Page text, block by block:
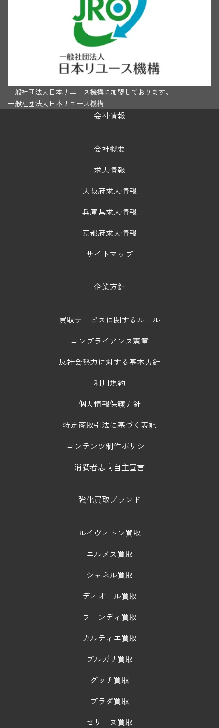
一般社団法人日本リユース機構に加盟しております。
一般社団法人日本リユース機構
会社情報
会社概要
求人情報
大阪府求人情報
兵庫県求人情報
京都府求人情報
サイトマップ
企業方針
買取サービスに関するルール
コンプライアンス憲章
反社会勢力に対する基本方針
利用規約
個人情報保護方針
特定商取引法に基づく表記
コンテンツ制作ポリシー
消費者志向自主宣言
強化買取ブランド
ルイヴィトン買取
エルメス買取
シャネル買取
ディオール買取
フェンディ買取
カルティエ買取
ブルガリ買取
グッチ買取
プラダ買取
セリーヌ買取